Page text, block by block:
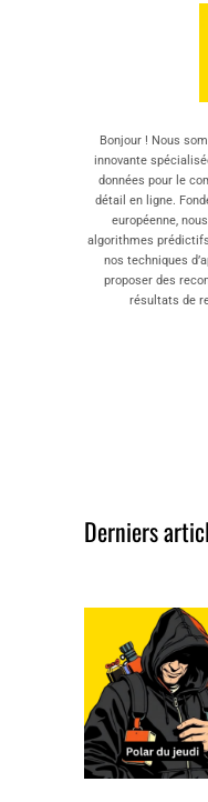
Bonjour ! Nous
innovante
données pour le
détail en ligne.
européenne,
algorithmes
nos techniques
proposer des
résultats de
Derniers